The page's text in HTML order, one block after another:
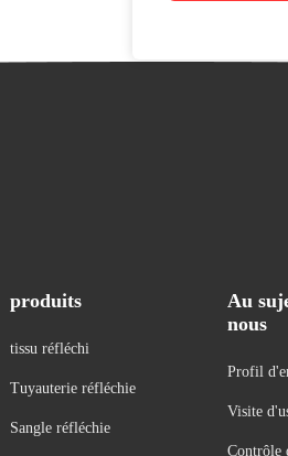
produits
tissu réfléchi
Tuyauterie réfléchie
Sangle réfléchie
Au
nous
Profil
Visite
Contrôle